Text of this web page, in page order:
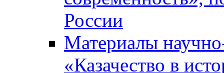
России
Материалы
«Казачество в